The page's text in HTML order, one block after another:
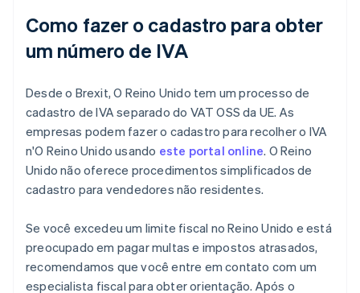
Como fazer o cadastro para obter
um número de IVA
Desde o Brexit, O Reino Unido tem um processo de
cadastro de IVA separado do VAT OSS da UE. As
empresas podem fazer o cadastro para recolher o IVA
n'O Reino Unido usando este portal online. O Reino
Unido não oferece procedimentos simplificados de
cadastro para vendedores não residentes.
Se você excedeu um limite fiscal no Reino Unido e está
preocupado em pagar multas e impostos atrasados,
recomendamos que você entre em contato com um
especialista fiscal para obter orientação. Após o